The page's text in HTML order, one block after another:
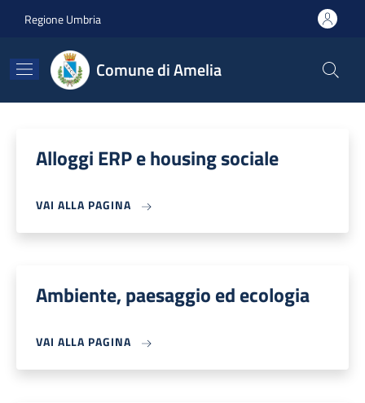
Regione Umbria
Comune di Amelia
Alloggi ERP e housing sociale
VAI ALLA PAGINA
Ambiente, paesaggio ed ecologia
VAI ALLA PAGINA